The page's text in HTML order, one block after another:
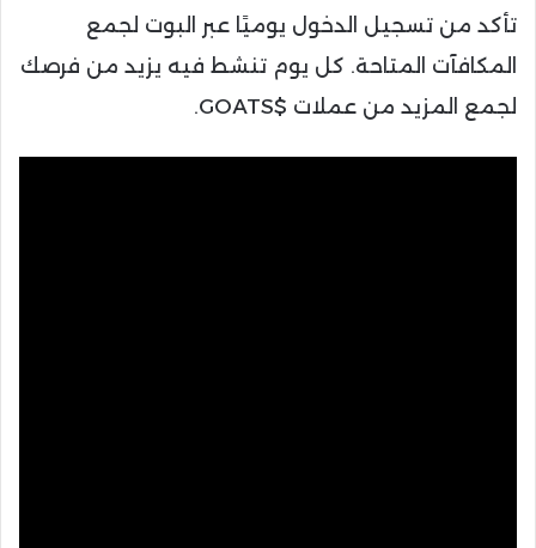
تأكد من تسجيل الدخول يوميًا عبر البوت لجمع
المكافآت المتاحة. كل يوم تنشط فيه يزيد من فرصك
لجمع المزيد من عملات $GOATS.